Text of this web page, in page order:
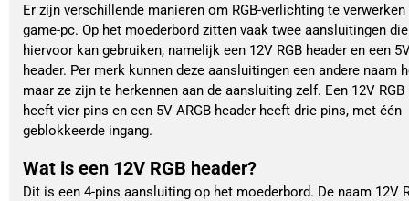
Er zijn verschillende manieren om RGB-verlichting te
game-pc. Op het moederbord zitten vaak twee aansluitingen
hiervoor kan gebruiken, namelijk een 12V RGB header en een
header. Per merk kunnen deze aansluitingen een andere naam
maar ze zijn te herkennen aan de aansluiting zelf. Een 12V RGB
heeft vier pins en een 5V ARGB header heeft drie pins, met één
geblokkeerde ingang.
Wat is een 12V RGB header?
Dit is een 4-pins aansluiting op het moederbord. De naam 12V